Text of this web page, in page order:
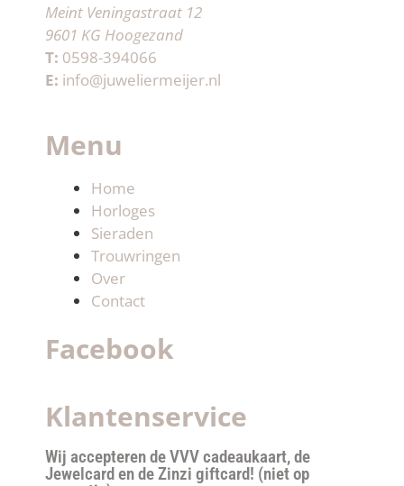
Meint Veningastraat 12
9601 KG Hoogezand
T: 0598-394066
E: info@juweliermeijer.nl
Menu
Home
Horloges
Sieraden
Trouwringen
Over
Contact
Facebook
Klantenservice
Wij accepteren de VVV cadeaukaart, de
Jewelcard en de Zinzi giftcard! (niet op